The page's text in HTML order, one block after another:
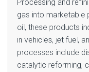
Processing and
gas into marketable
oil, these products
in vehicles, jet fuel,
processes include
catalytic reforming,